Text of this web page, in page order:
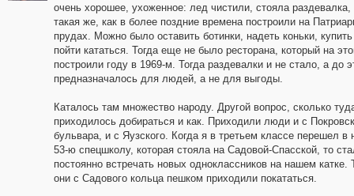
очень хорошее, ухоженное: лед чистили, стояла раздевалка,
такая же, как в более поздние времена построили на
прудах. Можно было оставить ботинки, надеть коньки,
пойти кататься. Тогда еще не было ресторана, который на
построили году в 1969-м. Тогда раздевалки и не стало, а до
предназначалось для людей, а не для выгоды.
Каталось там множество народу. Другой вопрос, сколько
приходилось добираться и как. Приходили люди и с
бульвара, и с Яузского. Когда я в третьем классе перешел в
53-ю спецшколу, которая стояла на Садовой-Спасской, то
постоянно встречать новых одноклассников на нашем катке.
они с Садового кольца пешком приходили покататься.